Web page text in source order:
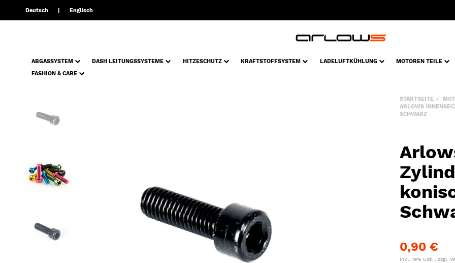
Deutsch Englisch
ABGASSYSTEM DASH LEITUNGSSYSTEME HITZESCHUTZ KRAFTSTOFFSYSTEM LADELUFTKÜHLUNG MOTOREN TEILE
FASHION & CARE
STARTSEITE
ARLOWS
SCHWARZ
0,90 €
inkl. 19% USt. , zzgl.